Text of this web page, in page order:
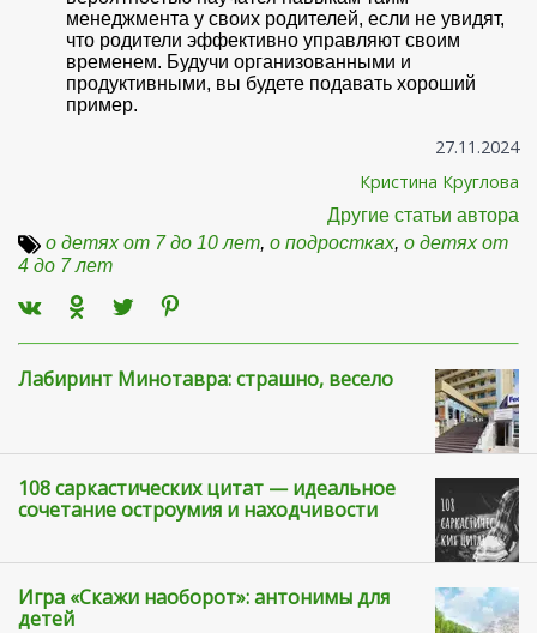
менеджмента у своих родителей, если не увидят,
что родители эффективно управляют своим
временем. Будучи организованными и
продуктивными, вы будете подавать хороший
пример.
27.11.2024
Кристина Круглова
Другие статьи автора
о детях от 7 до 10 лет, о подростках, о детях от
4 до 7 лет
Лабиринт Минотавра: страшно, весело
108 саркастических цитат — идеальное
сочетание остроумия и находчивости
Игра «Скажи наоборот»: антонимы для
детей